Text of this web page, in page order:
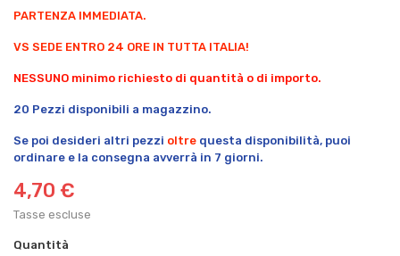
PARTENZA IMMEDIATA.
VS SEDE ENTRO 24 ORE IN TUTTA ITALIA!
NESSUNO minimo richiesto di quantità o di importo.
20 Pezzi disponibili a magazzino.
Se poi desideri altri pezzi oltre questa disponibilità, puoi
ordinare e la consegna avverrà in 7 giorni.
4,70 €
Tasse escluse
Quantità